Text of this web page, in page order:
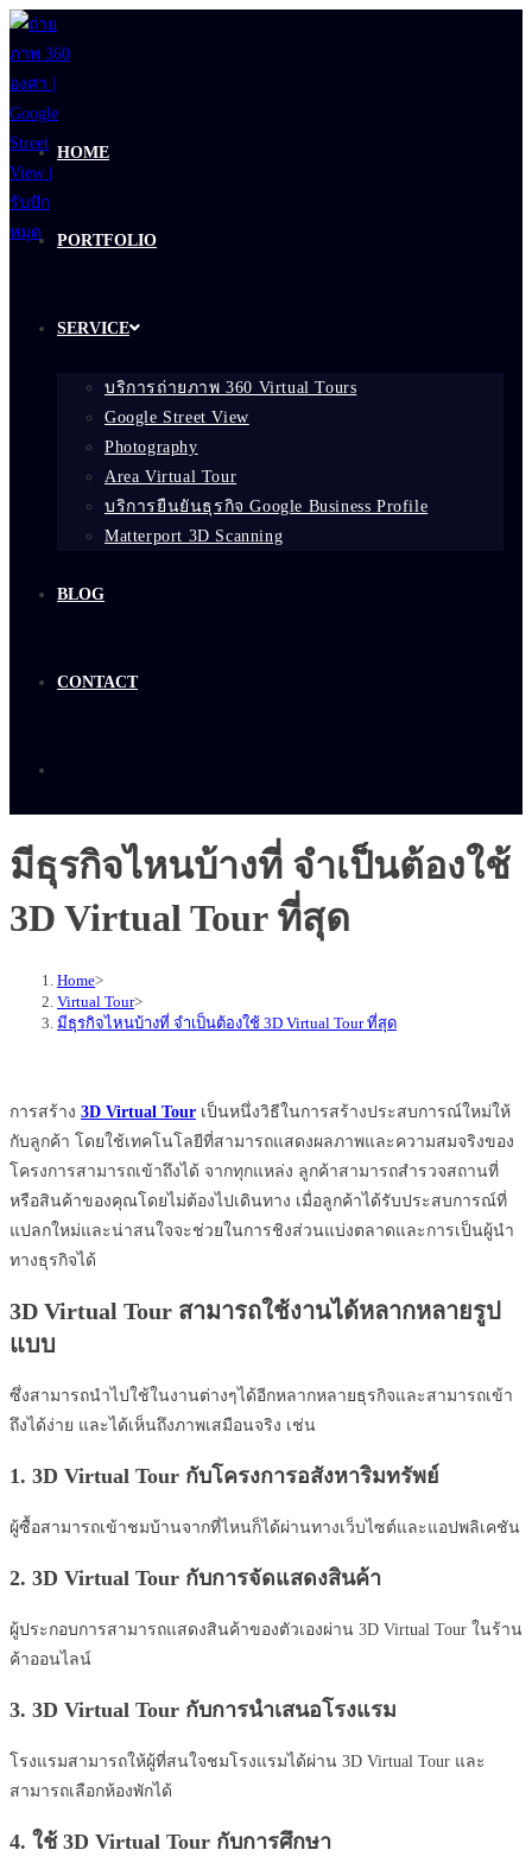
Skip
to
content
HOME
PORTFOLIO
SERVICE
บริการถ่ายภาพ 360 Virtual Tours
Google Street View
Photography
Area Virtual Tour
บริการยืนยันธุรกิจ Google Business Profile
Matterport 3D Scanning
BLOG
CONTACT
มีธุรกิจไหนบ้างที่ จำเป็นต้องใช้
3D Virtual Tour ที่สุด
Home>
Virtual Tour>
มีธุรกิจไหนบ้างที่ จำเป็นต้องใช้ 3D Virtual Tour ที่สุด
การสร้าง 3D Virtual Tour เป็นหนึ่งวิธีในการสร้างประสบการณ์ใหม่ให้
กับลูกค้า โดยใช้เทคโนโลยีที่สามารถแสดงผลภาพและความสมจริงของ
โครงการสามารถเข้าถึงได้ จากทุกแหล่ง ลูกค้าสามารถสำรวจสถานที่
หรือสินค้าของคุณโดยไม่ต้องไปเดินทาง เมื่อลูกค้าได้รับประสบการณ์ที่
แปลกใหม่และน่าสนใจจะช่วยในการชิงส่วนแบ่งตลาดและการเป็นผู้นำ
ทางธุรกิจได้
3D Virtual Tour สามารถใช้งานได้หลากหลายรูป
แบบ
ซึ่งสามารถนำไปใช้ในงานต่างๆได้อีกหลากหลายธุรกิจและสามารถเข้า
ถึงได้ง่าย และได้เห็นถึงภาพเสมือนจริง เช่น
1. 3D Virtual Tour กับโครงการอสังหาริมทรัพย์
ผู้ซื้อสามารถเข้าชมบ้านจากที่ไหนก็ได้ผ่านทางเว็บไซต์และแอปพลิเคชัน
2. 3D Virtual Tour กับการจัดแสดงสินค้า
ผู้ประกอบการสามารถแสดงสินค้าของตัวเองผ่าน 3D Virtual Tour ในร้าน
ค้าออนไลน์
3. 3D Virtual Tour กับการนำเสนอโรงแรม
โรงแรมสามารถให้ผู้ที่สนใจชมโรงแรมได้ผ่าน 3D Virtual Tour และ
สามารถเลือกห้องพักได้
4. ใช้ 3D Virtual Tour กับการศึกษา